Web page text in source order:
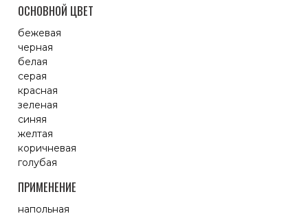
ОСНОВНОЙ ЦВЕТ
бежевая
черная
белая
серая
красная
зеленая
синяя
желтая
коричневая
голубая
ПРИМЕНЕНИЕ
напольная